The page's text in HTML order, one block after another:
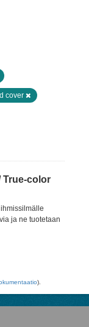
cover
True-color
ja ne tuotetaan
).